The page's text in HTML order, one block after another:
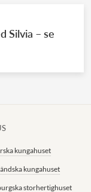
Silvia – se
kungahuset
kungahuset
storhertighuset